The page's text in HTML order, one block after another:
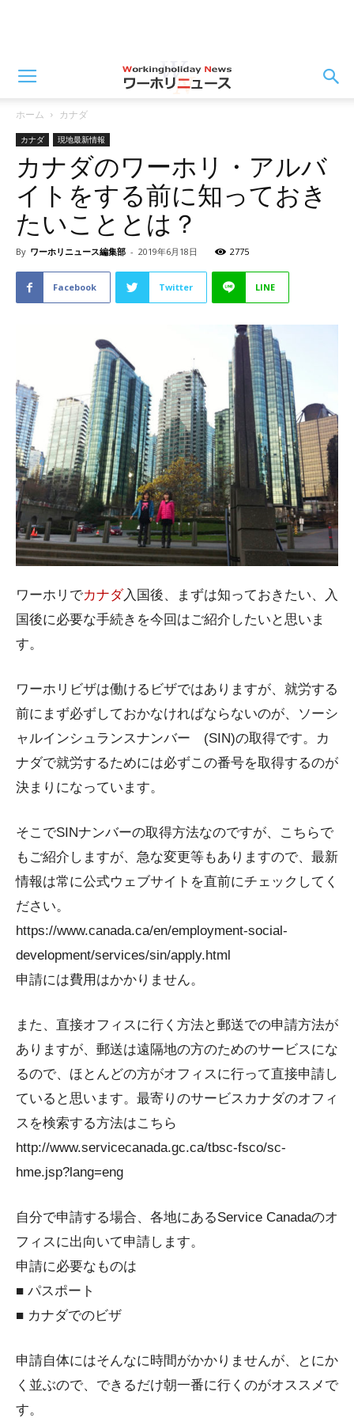
ホーム カナダ
カナダ 現地最新情報
カナダのワーホリ・アルバ
イトをする前に知っておき
たいこととは？
By ワーホリニュース編集部 - 2019年6月18日 2775
Facebook Twitter LINE
ワーホリでカナダ入国後、まずは知っておきたい、入
国後に必要な手続きを今回はご紹介したいと思いま
す。
ワーホリビザは働けるビザではありますが、就労する
前にまず必ずしておかなければならないのが、ソーシ
ャルインシュランスナンバー (SIN)の取得です。カ
ナダで就労するためには必ずこの番号を取得するのが
決まりになっています。
そこでSINナンバーの取得方法なのですが、こちらで
もご紹介しますが、急な変更等もありますので、最新
情報は常に公式ウェブサイトを直前にチェックしてく
ださい。
https://www.canada.ca/en/employment-social-
development/services/sin/apply.html
申請には費用はかかりません。
また、直接オフィスに行く方法と郵送での申請方法が
ありますが、郵送は遠隔地の方のためのサービスにな
るので、ほとんどの方がオフィスに行って直接申請し
ていると思います。最寄りのサービスカナダのオフィ
スを検索する方法はこちら
http://www.servicecanada.gc.ca/tbsc-fsco/sc-
hme.jsp?lang=eng
自分で申請する場合、各地にあるService Canadaのオ
フィスに出向いて申請します。
申請に必要なものは
■ パスポート
■ カナダでのビザ
申請自体にはそんなに時間がかかりませんが、とにか
く並ぶので、できるだけ朝一番に行くのがオススメで
す。